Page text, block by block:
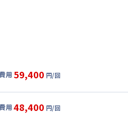
用 59,400 円/回
)
用 48,400 円/回